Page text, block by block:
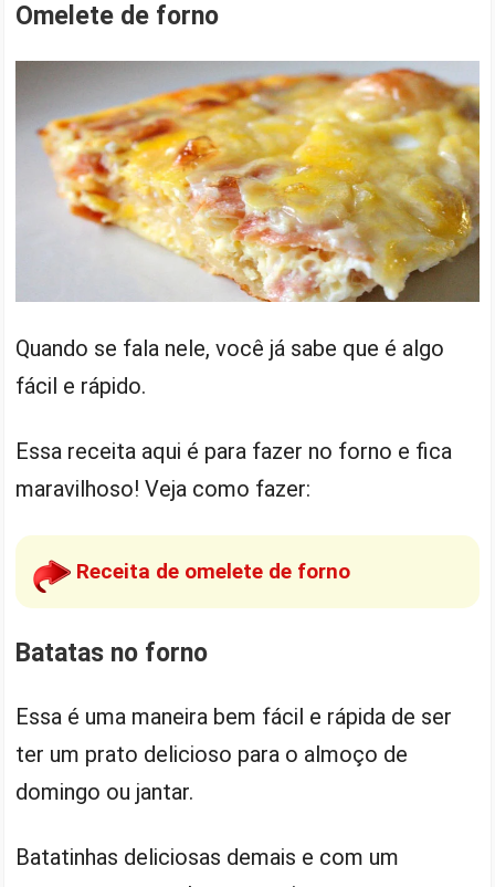
Omelete de forno
Quando se fala nele, você já sabe que é algo
fácil e rápido.
Essa receita aqui é para fazer no forno e fica
maravilhoso! Veja como fazer:
Receita de omelete de forno
Batatas no forno
Essa é uma maneira bem fácil e rápida de ser
ter um prato delicioso para o almoço de
domingo ou jantar.
Batatinhas deliciosas demais e com um